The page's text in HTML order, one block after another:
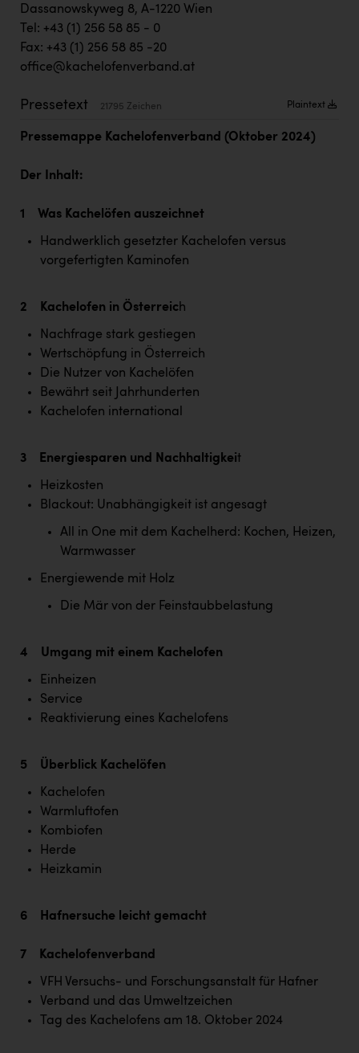
TGW Logistics
TRAILOMAT & Cycling Austria
VERITAS
Vier Diamanten
ZGONC
ZULuft - Zukunft Luft Austria
Österreichisches Hebammengremium
Wirtschaftskammer OÖ Energiehandel
kunden basics
Dassanowskyweg 8, A-1220 Wien
Tel: +43 (1) 256 58 85 - 0
Fax: +43 (1) 256 58 85 -20
office@kachelofenverband.at
Pressetext 21795 Zeichen Plaintext
Pressemappe Kachelofenverband (Oktober 2024)
Der Inhalt:
1 Was Kachelöfen auszeichnet
Handwerklich gesetzter Kachelofen versus
vorgefertigten Kaminofen
2 Kachelofen in Österreich
Nachfrage stark gestiegen
Wertschöpfung in Österreich
Die Nutzer von Kachelöfen
Bewährt seit Jahrhunderten
Kachelofen international
3 Energiesparen und Nachhaltigkeit
Heizkosten
Blackout: Unabhängigkeit ist angesagt
All in One mit dem Kachelherd: Kochen, Heizen,
Warmwasser
Energiewende mit Holz
Die Mär von der Feinstaubbelastung
4 Umgang mit einem Kachelofen
Einheizen
Service
Reaktivierung eines Kachelofens
5 Überblick Kachelöfen
Kachelofen
Warmluftofen
Kombiofen
Herde
Heizkamin
6 Hafnersuche leicht gemacht
7 Kachelofenverband
VFH Versuchs- und Forschungsanstalt für Hafner
Verband und das Umweltzeichen
Tag des Kachelofens am 18. Oktober 2024